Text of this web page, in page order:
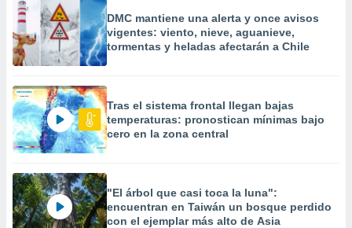
DMC mantiene una alerta y once avisos
vigentes: viento, nieve, aguanieve,
tormentas y heladas afectarán a Chile
Tras el sistema frontal llegan bajas
temperaturas: pronostican mínimas bajo
cero en la zona central
"El árbol que casi toca la luna":
encuentran en Taiwán un bosque perdido
con el ejemplar más alto de Asia